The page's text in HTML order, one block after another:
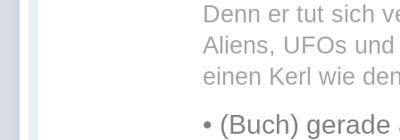
Denn er tut sich
Aliens, UFOs
einen Kerl wie
• (Buch) gerade